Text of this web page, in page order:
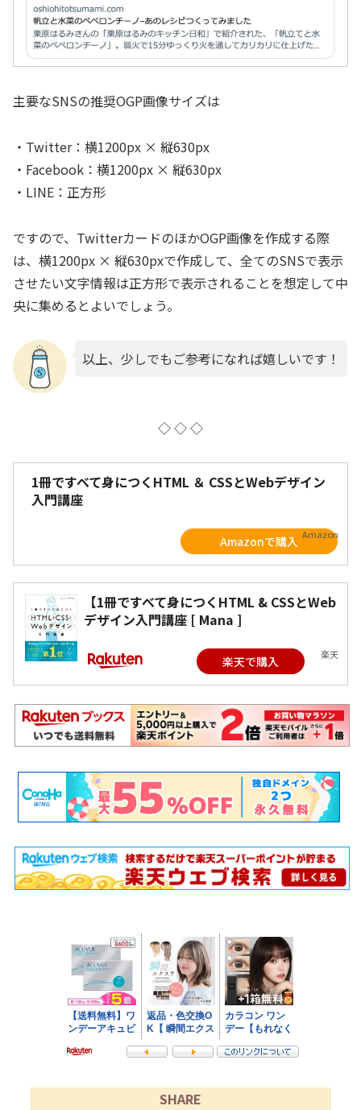
主要なSNSの推奨OGP画像サイズは
・Twitter：横1200px × 縦630px
・Facebook：横1200px × 縦630px
・LINE：正方形
ですので、TwitterカードのほかOGP画像を作成する際
は、横1200px × 縦630pxで作成して、全てのSNSで表示
させたい文字情報は正方形で表示されることを想定して中
央に集めるとよいでしょう。
以上、少しでもご参考になれば嬉しいです！
◇ ◇ ◇
1冊ですべて身につくHTML ＆ CSSとWebデザイン
入門講座
Amazonで購入 Amazon
【1冊ですべて身につくHTML & CSSとWeb
デザイン入門講座 [ Mana ]
楽天で購入 楽天
SHARE